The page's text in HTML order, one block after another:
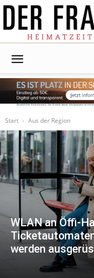
Start
Aus der Region
WLAN an Öffi-
werden